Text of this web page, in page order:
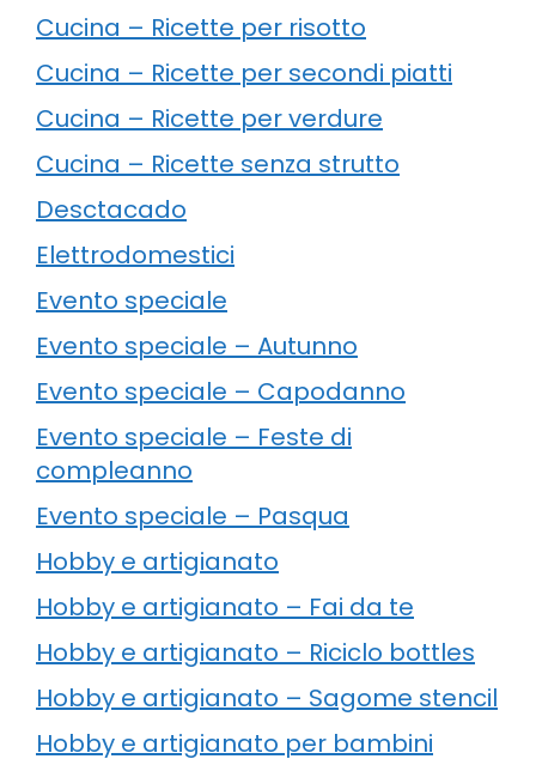
Cucina – Ricette per risotto
Cucina – Ricette per secondi piatti
Cucina – Ricette per verdure
Cucina – Ricette senza strutto
Desctacado
Elettrodomestici
Evento speciale
Evento speciale – Autunno
Evento speciale – Capodanno
Evento speciale – Feste di
compleanno
Evento speciale – Pasqua
Hobby e artigianato
Hobby e artigianato – Fai da te
Hobby e artigianato – Riciclo bottles
Hobby e artigianato – Sagome stencil
Hobby e artigianato per bambini